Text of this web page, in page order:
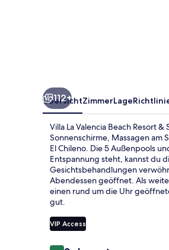
112+
ÜbersichtZimmerLage
Villa La Valencia Beach Resort
Sonnenschirme, Massagen am
El Chileno. Die 5 Außenpools
Entspannung steht, kannst du
Gesichtsbehandlungen
Abendessen geöffnet. Als
einen rund um die Uhr
gut.
VIP Access